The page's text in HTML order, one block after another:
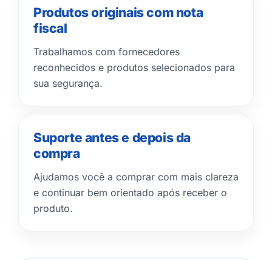
Produtos originais com nota
fiscal
Trabalhamos com fornecedores
reconhecidos e produtos selecionados para
sua segurança.
Suporte antes e depois da
compra
Ajudamos você a comprar com mais clareza
e continuar bem orientado após receber o
produto.